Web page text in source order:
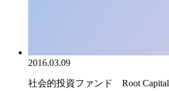
2016.03.09
社会的投資ファンド Root Capital